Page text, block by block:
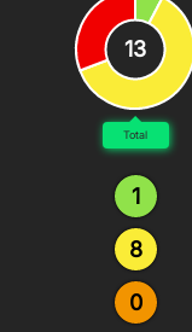
13
Total
1
8
0